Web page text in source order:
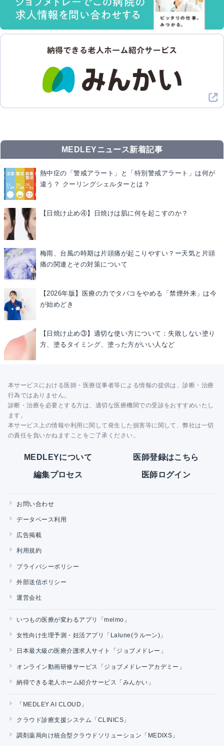
MEDLEYニュース新着記事
熱中症の「警戒アラート」と「特別警戒アラート」は何が
違う？ クーリングシェルターとは？
【日焼け止め④】日焼けは肌に何を起こすのか？
梅雨、台風の時期は片頭痛が起こりやすい？ー天気と片頭
痛の関連とその対策について
【2026年版】医療の力でタバコをやめる「禁煙外来」は今
が始めどき
【日焼け止め③】適切な使い方について：失敗しない塗り
方、塗るタイミング、塗った方がいい人など
本サービスにおける医師・医療従事者等による情報の提供は、診断・治療
行為ではありません。
診断・治療を必要とする方は、適切な医療機関での受診をおすすめいたし
ます。
本サービス上の情報や利用に関して発生した損害等に関して、弊社は一切
の責任を負いかねますことをご了承ください。
MEDLEYについて 医師登録はこちら
編集プロセス 医師ログイン
お問い合わせ
データベース利用
広告掲載
利用規約
プライバシーポリシー
外部送信ポリシー
運営会社
いつもの医療が変わるアプリ「melmo」
女性向け生理予測・妊活アプリ「Lalune(ラルーン)」
日本最大級の医療介護求人サイト「ジョブメドレー」
オンライン動画研修サービス「ジョブメドレーアカデミー」
納得できる老人ホーム紹介サービス「みんかい」
「MEDLEY AI CLOUD」
クラウド診療支援システム「CLINICS」
調剤薬局向け統合型クラウドソリューション「MEDIXS」